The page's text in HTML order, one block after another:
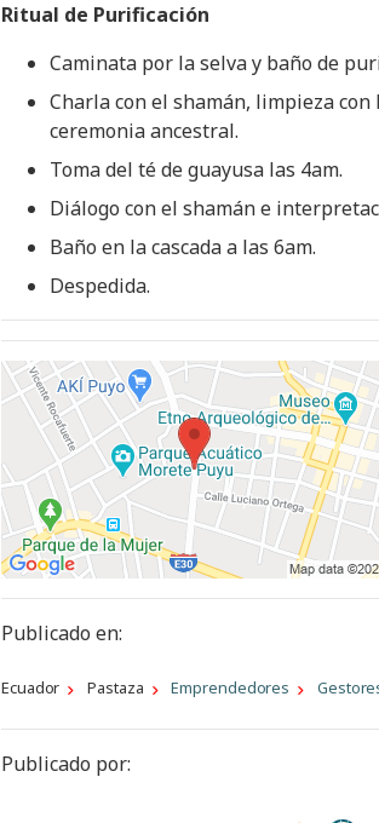
Ritual de Purificación
Caminata por la selva y baño de
Charla con el shamán, limpieza
ceremonia ancestral.
Toma del té de guayusa las 4am.
Diálogo con el shamán e
Baño en la cascada a las 6am.
Despedida.
Publicado en:
Ecuador Pastaza Emprendedores
Publicado por: